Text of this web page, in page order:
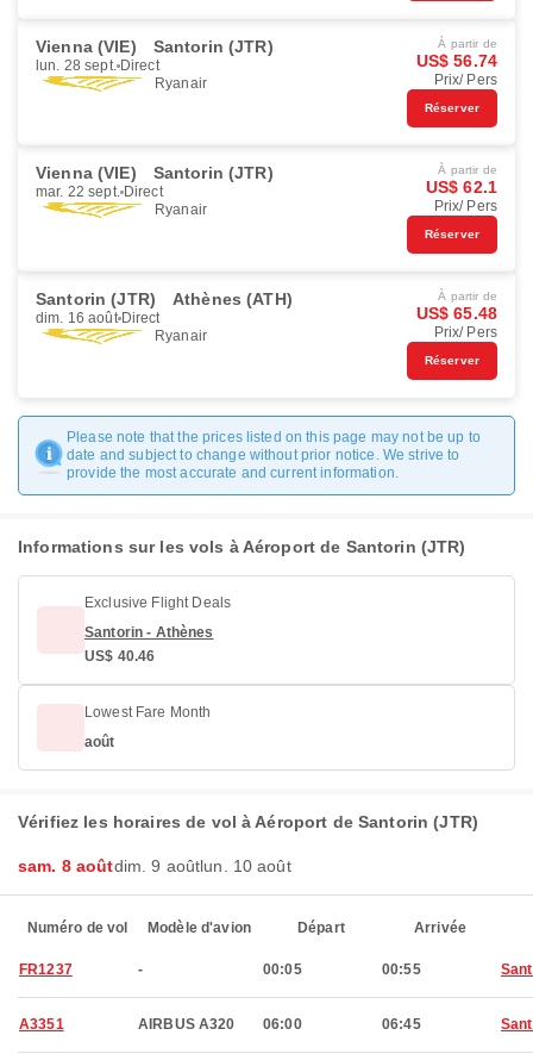
Vienna (VIE) Santorin (JTR)
lun. 28 sept. Direct
Ryanair
À partir de
US$ 56.74
Prix/ Pers
Réserver
Vienna (VIE) Santorin (JTR)
mar. 22 sept. Direct
Ryanair
À partir de
US$ 62.1
Prix/ Pers
Réserver
Santorin (JTR) Athènes (ATH)
dim. 16 août Direct
Ryanair
À partir de
US$ 65.48
Prix/ Pers
Réserver
Please note that the prices listed on this page may not be up to
date and subject to change without prior notice. We strive to
provide the most accurate and current information.
Informations sur les vols à Aéroport de Santorin (JTR)
Exclusive Flight Deals
Santorin - Athènes
US$ 40.46
Lowest Fare Month
août
Vérifiez les horaires de vol à Aéroport de Santorin (JTR)
sam. 8 aoûtdim. 9 aoûtlun. 10 août
Numéro de vol Modèle d'avion Départ Arrivée
FR1237 - 00:05 00:55
A3351 AIRBUS A320 06:00 06:45